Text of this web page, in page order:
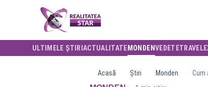
ULTIMELE ȘTIRI ACTUALITATE MONDENVEDETETRAVEL
Acasă Știri Monden Cum